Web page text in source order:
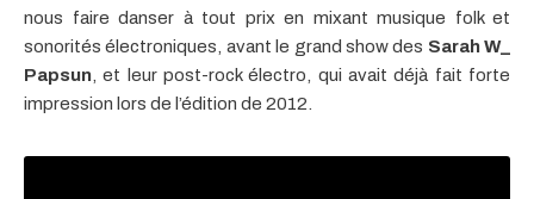
nous faire danser à tout prix en mixant musique folk et
sonorités électroniques, avant le grand show des Sarah W_
Papsun , et leur post-rock électro, qui avait déjà fait forte
impression lors de l’édition de 2012.